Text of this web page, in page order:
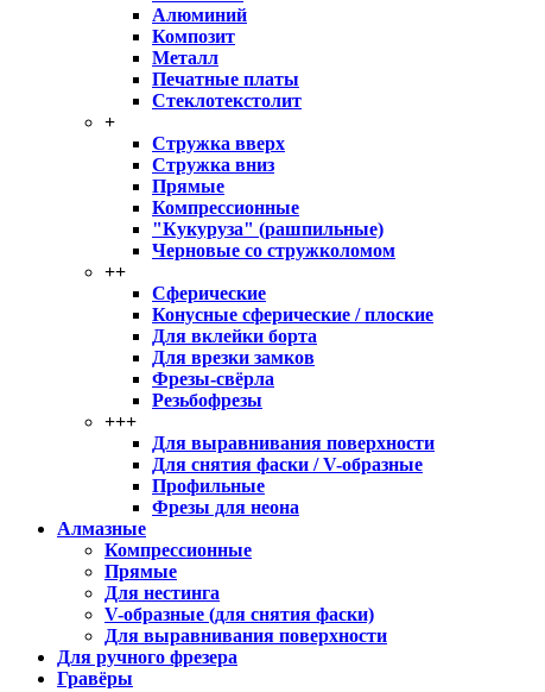
Алюминий
Композит
Металл
Печатные платы
Стеклотекстолит
+
Стружка вверх
Стружка вниз
Прямые
Компрессионные
"Кукуруза" (рашпильные)
Черновые со стружколомом
++
Сферические
Конусные сферические / плоские
Для вклейки борта
Для врезки замков
Фрезы-свёрла
Резьбофрезы
+++
Для выравнивания поверхности
Для снятия фаски / V-образные
Профильные
Фрезы для неона
Алмазные
Компрессионные
Прямые
Для нестинга
V-образные (для снятия фаски)
Для выравнивания поверхности
Для ручного фрезера
Гравёры